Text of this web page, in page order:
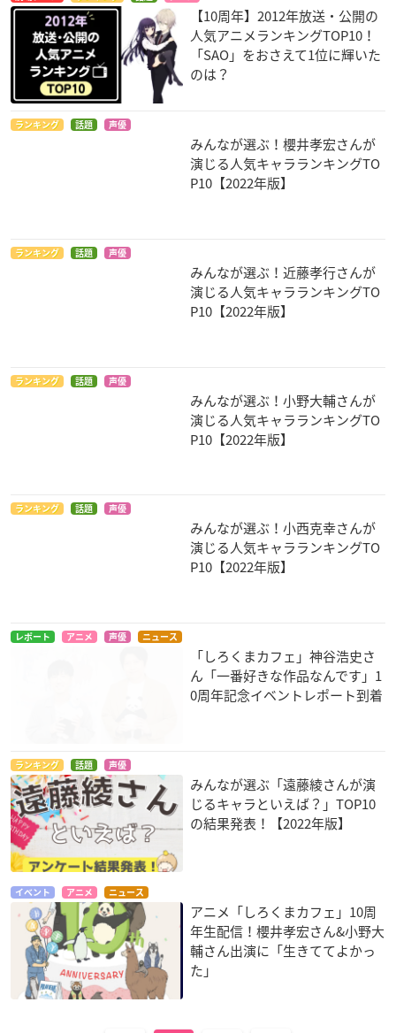
【10周年】2012年放送・公開の
人気アニメランキングTOP10！
「SAO」をおさえて1位に輝いた
のは？
ランキング 話題 声優
みんなが選ぶ！櫻井孝宏さんが
演じる人気キャラランキングTO
P10【2022年版】
ランキング 話題 声優
みんなが選ぶ！近藤孝行さんが
演じる人気キャラランキングTO
P10【2022年版】
ランキング 話題 声優
みんなが選ぶ！小野大輔さんが
演じる人気キャラランキングTO
P10【2022年版】
ランキング 話題 声優
みんなが選ぶ！小西克幸さんが
演じる人気キャラランキングTO
P10【2022年版】
レポート アニメ 声優 ニュース
「しろくまカフェ」神谷浩史さ
ん「一番好きな作品なんです」1
0周年記念イベントレポート到着
ランキング 話題 声優
みんなが選ぶ「遠藤綾さんが演
じるキャラといえば？」TOP10
の結果発表！【2022年版】
イベント アニメ ニュース
アニメ「しろくまカフェ」10周
年生配信！櫻井孝宏さん&小野大
輔さん出演に「生きててよかっ
た」